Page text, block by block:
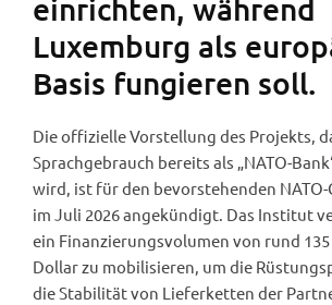
einrichten, während
Luxemburg als
Basis fungieren soll.
Die offizielle Vorstellung des Projekts,
Sprachgebrauch bereits als „NATO-
wird, ist für den bevorstehenden
im Juli 2026 angekündigt. Das Institut
ein Finanzierungsvolumen von rund
Dollar zu mobilisieren, um die
die Stabilität von Lieferketten der